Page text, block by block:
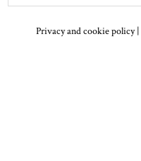
Privacy and cookie policy|